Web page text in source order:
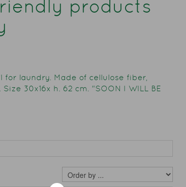
products
for laundry. Made of cellulose fiber,
30x16x h. 62 cm. "SOON I WILL BE